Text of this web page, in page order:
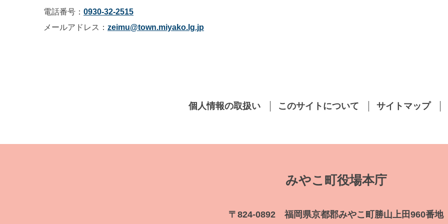
電話番号： 0930-32-2515
メールアドレス： zeimu@town.miyako.lg.jp
個人情報の取扱い このサイトについて サイトマップ
みやこ町役場本庁
〒824-0892 福岡県京都郡みやこ町勝山上田960番地